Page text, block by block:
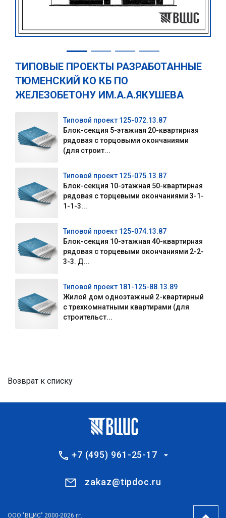
ТИПОВЫЕ ПРОЕКТЫ РАЗРАБОТАННЫЕ
ТЮМЕНСКИЙ КО КБ ПО
ЖЕЛЕЗОБЕТОНУ ИМ.А.А.ЯКУШЕВА
Типовой проект 125-072.13.87
Блок-секция 5-этажная 20-квартирная
рядовая с торцовыми окончаниями
(для строит...
Типовой проект 125-075.13.87
Блок-секция 10-этажная 50-квартирная
рядовая с торцевыми окончаниями 3-1-
1-1-3...
Типовой проект 125-074.13.87
Блок-секция 10-этажная 40-квартирная
рядовая с торцевыми окончаниями 2-2-
3-3. Д...
Типовой проект 181-125-88.13.89
Жилой дом одноэтажный 2-квартирный
с трехкомнатными квартирами (для
строительст...
Возврат к списку
+7 (495) 961-25-17
zakaz@tipdoc.ru
ООО "ВЦИС" 2000-2026 гг.